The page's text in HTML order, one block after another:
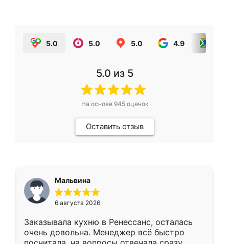
5.0 5.0 5.0 4.9
5.0 из 5
На основе 945оценок
Оставить отзыв
Мальвина
6 августа 2026
Заказывала кухню в Ренессанс, осталась
очень довольна. Менеджер всё быстро